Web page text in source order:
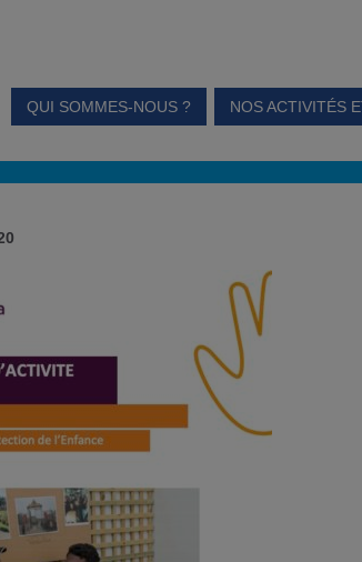
QUI SOMMES-NOUS ? NOS ACTIVITÉS